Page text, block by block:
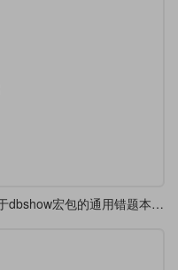
基于dbshow宏包的通用错题本示例